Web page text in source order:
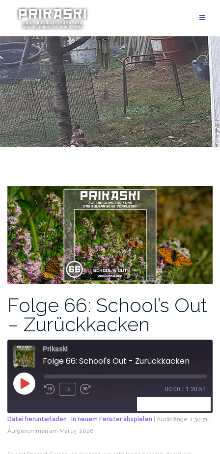
Folge 66: School’s Out
– Zurückkacken
Prikaski
Folge 66: School's Out - Zurückkacken
1x 00:00 / 1:30:51
TEILEN
Datei herunterladen In neuem Fenster abspielen Audiolänge: 1:30:51
Aufgenommen am Mai 15, 2026